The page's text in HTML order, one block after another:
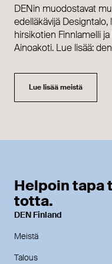
DENin muodostavat
edelläkävijä
hirsikotien Finnlamelli
Ainoakoti. Lue lisää:
Lue lisää meistä
Helpoin tapa
totta.
DEN Finland
Meistä
Talous